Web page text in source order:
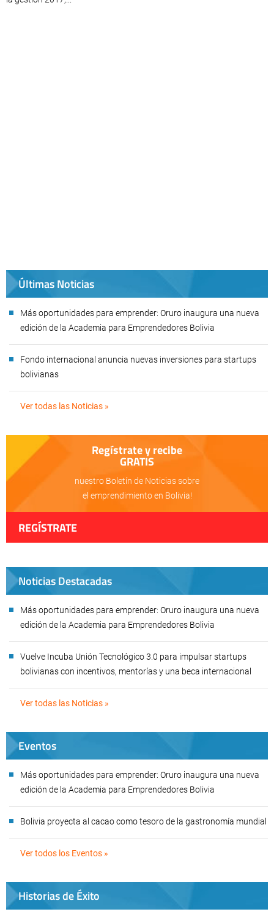
Últimas Noticias
Más oportunidades para emprender: Oruro inaugura una nueva
edición de la Academia para Emprendedores Bolivia
Fondo internacional anuncia nuevas inversiones para startups
bolivianas
Ver todas las Noticias »
Regístrate y recibe
GRATIS
nuestro Boletín de Noticias sobre
el emprendimiento en Bolivia!
REGÍSTRATE
Noticias Destacadas
Más oportunidades para emprender: Oruro inaugura una nueva
edición de la Academia para Emprendedores Bolivia
Vuelve Incuba Unión Tecnológico 3.0 para impulsar startups
bolivianas con incentivos, mentorías y una beca internacional
Ver todas las Noticias »
Eventos
Más oportunidades para emprender: Oruro inaugura una nueva
edición de la Academia para Emprendedores Bolivia
Bolivia proyecta al cacao como tesoro de la gastronomía mundial
Ver todos los Eventos »
Historias de Éxito